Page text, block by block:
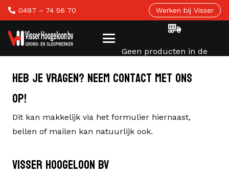
0497 – 74 56 70 Werken bij Visser
Geen producten in de
Heb je vragen? Neem contact met ons
op!
Dit kan makkelijk via het formulier hiernaast,
bellen of mailen kan natuurlijk ook.
VISSER HOOGELOON BV